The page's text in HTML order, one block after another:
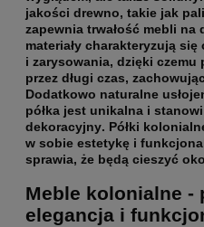
jakości drewno, takie jak
zapewnia trwałość mebli na
materiały charakteryzują
i zarysowania, dzięki czemu
przez długi czas,
Dodatkowo naturalne
półka jest unikalna i
dekoracyjny. Półki
w sobie estetykę i
sprawia, że będą cieszyć
Meble kolonialne -
elegancja i